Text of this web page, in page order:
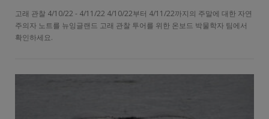
고래 관찰 4/10/22 - 4/11/22 4/10/22부터 4/11/22까지의 주말에 대한 자연
주의자 노트를 뉴잉글랜드 고래 관찰 투어를 위한 온보드 박물학자 팀에서
확인하세요.